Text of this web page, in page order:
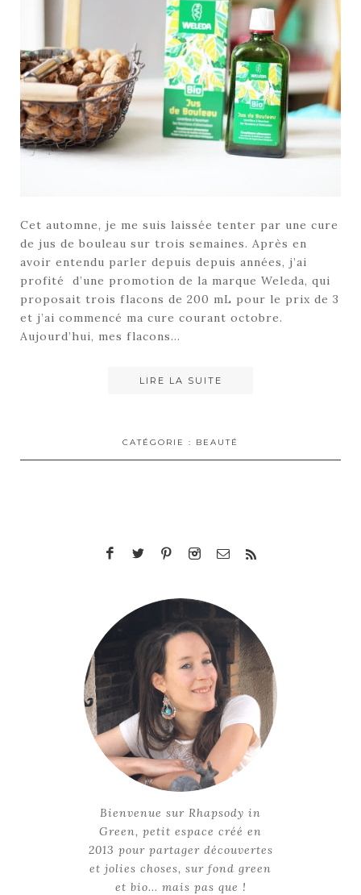
Cet automne, je me suis laissée tenter par une cure
de jus de bouleau sur trois semaines. Après en
avoir entendu parler depuis depuis années, j’ai
profité d’une promotion de la marque Weleda, qui
proposait trois flacons de 200 mL pour le prix de 3
et j’ai commencé ma cure courant octobre.
Aujourd’hui, mes flacons…
LIRE LA SUITE
CATÉGORIE : BEAUTÉ
Bienvenue sur Rhapsody in
Green, petit espace créé en
2013 pour partager découvertes
et jolies choses, sur fond green
et bio... mais pas que !